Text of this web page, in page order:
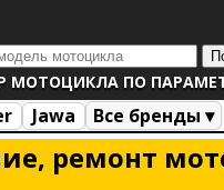
МОТОЦИКЛА ПО
Jawa
Все бренды ▾
ремонт